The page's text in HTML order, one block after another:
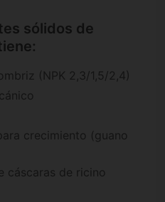
sólidos de
(NPK 2,3/1,5/2,4)
crecimiento (guano
cáscaras de ricino